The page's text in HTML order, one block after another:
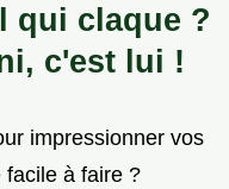
qui claque ?
c'est lui !
impressionner vos
facile à faire ?